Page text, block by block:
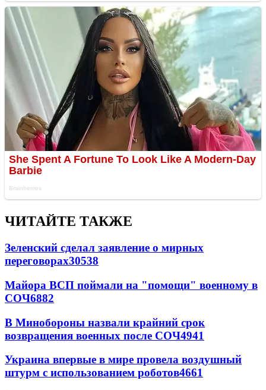
ЧИТАЙТЕ ТАКЖЕ
Зеленский сделал заявление о мирных
переговорах30538
Майора ВСП поймали на "помощи" военному в
СОЧ6882
В Минобороны назвали крайний срок
возвращения военных после СОЧ4941
Украина впервые в мире провела воздушный
штурм с использованием роботов4661